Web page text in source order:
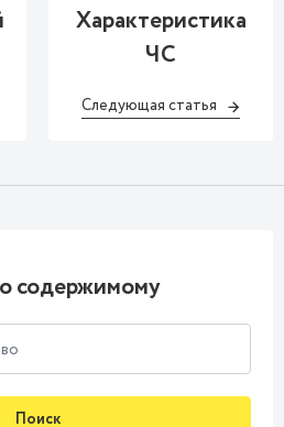
Характеристика
ЧС
Следующая статья
содержимому
Поиск